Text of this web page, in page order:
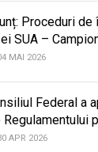
Proceduri
SUA –
MAI 2026
Federal a
Regulamentului p
APR 2026